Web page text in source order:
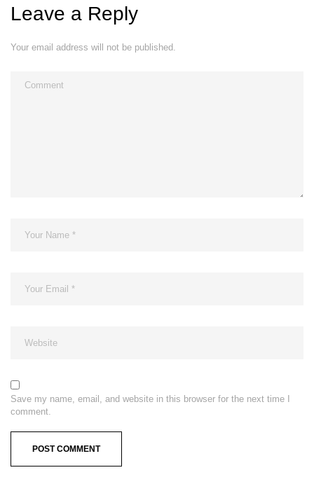
Leave a Reply
Your email address will not be published.
Save my name, email, and website in this browser for the next time I
comment.